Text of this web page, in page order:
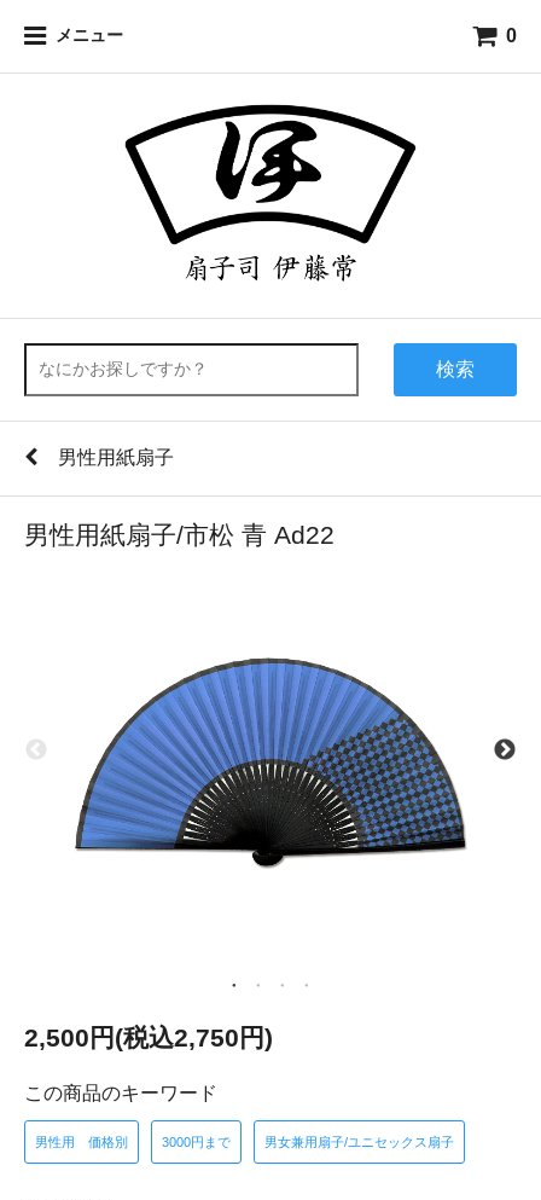
メニュー 0
検索
男性用紙扇子
男性用紙扇子/市松 青 Ad22
2,500円(税込2,750円)
この商品のキーワード
男性用 価格別 3000円まで 男女兼用扇子/ユニセックス扇子